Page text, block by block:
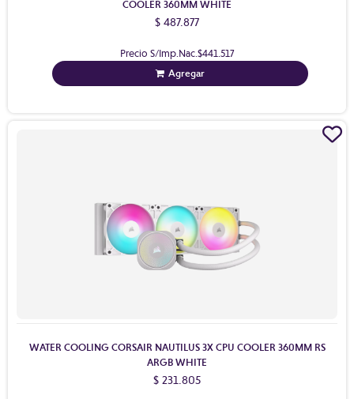
COOLER 360MM WHITE
$ 487.877
Precio S/Imp.Nac.$441.517
Agregar
WATER COOLING CORSAIR NAUTILUS 3X CPU COOLER 360MM RS
ARGB WHITE
$ 231.805